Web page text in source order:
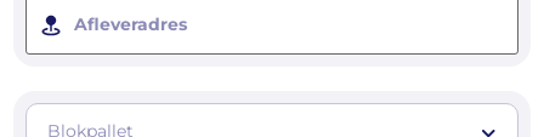
Afleveradres
Blokpallet